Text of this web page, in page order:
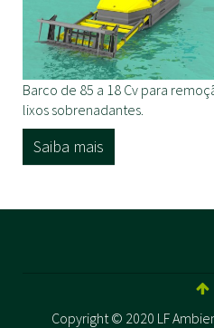
Barco de 85 a 18 Cv para
lixos sobrenadantes.
Saiba mais
Copyright © 2020 LF